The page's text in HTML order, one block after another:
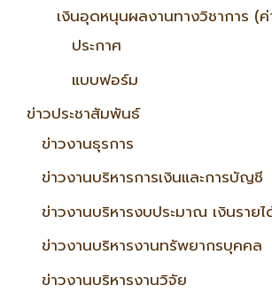
เงินอุดหนุนผลงานทางวิชาการ (
ประกาศ
แบบฟอร์ม
ข่าวประชาสัมพันธ์
ข่าวงานธุรการ
ข่าวงานบริหารการเงินและการบัญชี
ข่าวงานบริหารงบประมาณ เงินราย
ข่าวงานบริหารงานทรัพยากรบุคคล
ข่าวงานบริหารงานวิจัย